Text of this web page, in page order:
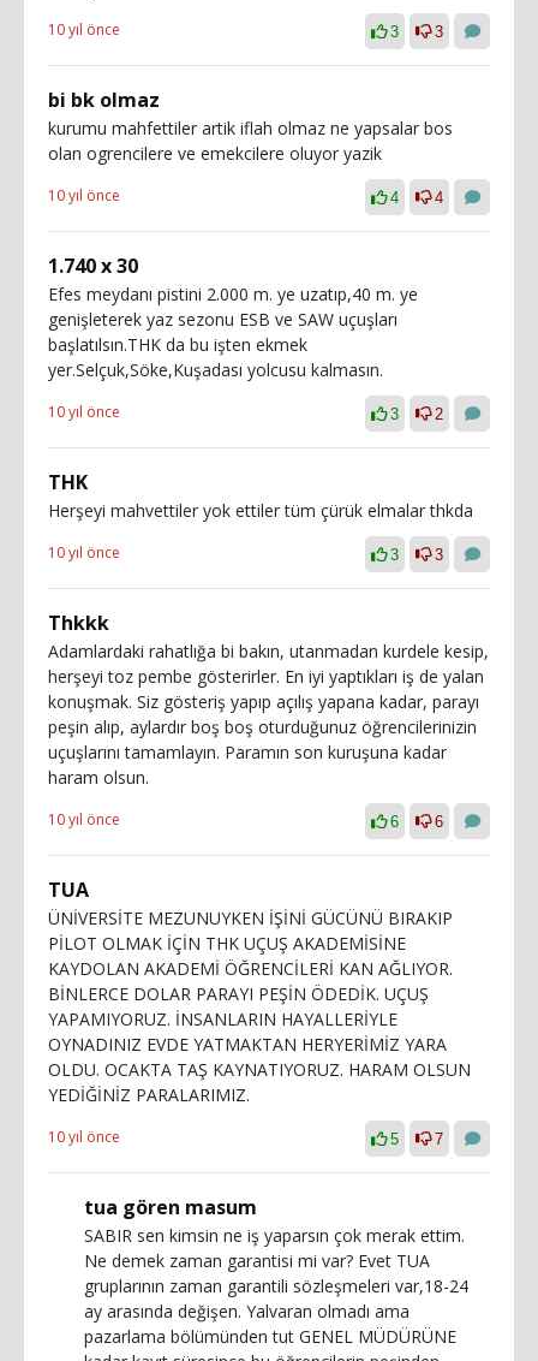
10 yıl önce 3 3
bi bk olmaz
kurumu mahfettiler artik iflah olmaz ne yapsalar bos
olan ogrencilere ve emekcilere oluyor yazik
10 yıl önce 4 4
1.740 x 30
Efes meydanı pistini 2.000 m. ye uzatıp,40 m. ye
genişleterek yaz sezonu ESB ve SAW uçuşları
başlatılsın.THK da bu işten ekmek
yer.Selçuk,Söke,Kuşadası yolcusu kalmasın.
10 yıl önce 3 2
THK
Herşeyi mahvettiler yok ettiler tüm çürük elmalar thkda
10 yıl önce 3 3
Thkkk
Adamlardaki rahatlığa bi bakın, utanmadan kurdele kesip,
herşeyi toz pembe gösterirler. En iyi yaptıkları iş de yalan
konuşmak. Siz gösteriş yapıp açılış yapana kadar, parayı
peşin alıp, aylardır boş boş oturduğunuz öğrencilerinizin
uçuşlarını tamamlayın. Paramın son kuruşuna kadar
haram olsun.
10 yıl önce 6 6
TUA
ÜNİVERSİTE MEZUNUYKEN İŞİNİ GÜCÜNÜ BIRAKIP
PİLOT OLMAK İÇİN THK UÇUŞ AKADEMİSİNE
KAYDOLAN AKADEMİ ÖĞRENCİLERİ KAN AĞLIYOR.
BİNLERCE DOLAR PARAYI PEŞİN ÖDEDİK. UÇUŞ
YAPAMIYORUZ. İNSANLARIN HAYALLERİYLE
OYNADINIZ EVDE YATMAKTAN HERYERİMİZ YARA
OLDU. OCAKTA TAŞ KAYNATIYORUZ. HARAM OLSUN
YEDİĞİNİZ PARALARIMIZ.
10 yıl önce 5 7
tua gören masum
SABIR sen kimsin ne iş yaparsın çok merak ettim.
Ne demek zaman garantisi mi var? Evet TUA
gruplarının zaman garantili sözleşmeleri var,18-24
ay arasında değişen. Yalvaran olmadı ama
pazarlama bölümünden tut GENEL MÜDÜRÜNE